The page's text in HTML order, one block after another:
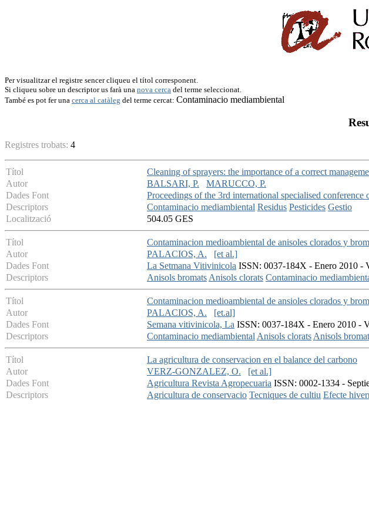
Per visualitzar el registre sencer cliqueu el títol corresponent.
Si cliqueu sobre un descriptor us farà una nova cerca del terme seleccionat.
També es pot fer una cerca al catàleg del terme cercat: Contaminacio mediambiental
Registres trobats: 4
Títol
Cleaning of sprayers: the importance of a correct
Autor
BALSARI, P.
MARUCCO, P.
Dades Font
Proceedings of the 3rd international specialised
Descriptors
Contaminacio mediambiental Residus Pesticides Gestio
Localització
504.05 GES
Títol
Contaminacion medioambiental de anisoles clorados y
Autor
PALACIOS, A.
[et al.]
Dades Font
La Setmana Vitivinicola ISSN: 0037-184X - Enero 2010 -
Descriptors
Anisols bromatsAnisols clorats Contaminacio
Títol
Contaminacion medioambiental de ansioles clorados y
Autor
PALACIOS, A.
[et.al]
Dades Font
Semana vitivinicola, La ISSN: 0037-184X - Enero 2010 -
Descriptors
Contaminacio mediambientalAnisols cloratsAnisols
Títol
La agricultura de conservacion en el balance del carbono
Autor
VERZ-GONZALEZ, O.
[et al.]
Dades Font
Agricultura Revista Agropecuaria ISSN: 0002-1334 -
Descriptors
Agricultura de conservacio Tecniques de cultiu Efecte